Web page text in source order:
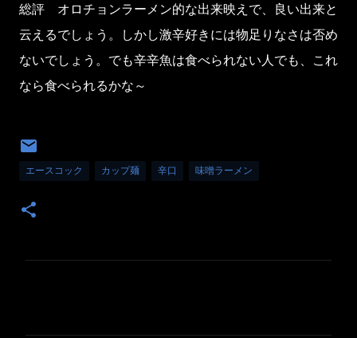
総評 オロチョンラーメン的な出来映えで、良い出来と
云えるでしょう。しかし激辛好きには物足りなさは否め
ないでしょう。でも辛辛魚は食べられない人でも、これ
なら食べられるかな～
エースコック カップ麺 辛口 味噌ラーメン